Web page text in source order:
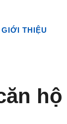
GIỚI THIỆU